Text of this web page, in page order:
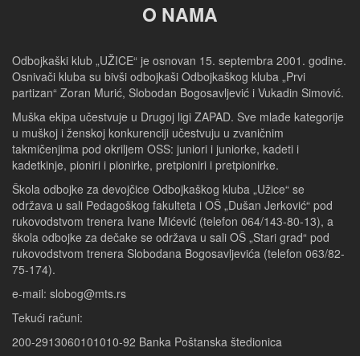
O NAMA
Odbojkaški klub „UŽICE“ je osnovan 15. septembra 2001. godine.
Osnivači kluba su bivši odbojkaši Odbojkaškog kluba „Prvi
partizan“ Zoran Murić, Slobodan Bogosavljević i Vukadin Simović.
Muška ekipa učestvuje u Drugoj ligi ZAPAD. Sve mlađe kategorije
u muškoj i ženskoj konkurenciji učestvuju u zvaničnim
takmičenjima pod okriljem OSS: juniori i juniorke, kadeti i
kadetkinje, pioniri i pionirke, pretpioniri i pretpionirke.
Škola odbojke za devojčice Odbojkaškog kluba „Užice“ se
održava u sali Pedagoškog fakulteta i OŠ „Dušan Jerković“ pod
rukovodstvom trenera Ivane Mićević (telefon 064/143-80-13), a
škola odbojke za dečake se održava u sali OŠ „Stari grad“ pod
rukovodstvom trenera Slobodana Bogosavljevića (telefon 063/82-
75-174).
e-mail: slobog@mts.rs
Tekući računi:
200-2913060101010-92 Banka Poštanska štedionica